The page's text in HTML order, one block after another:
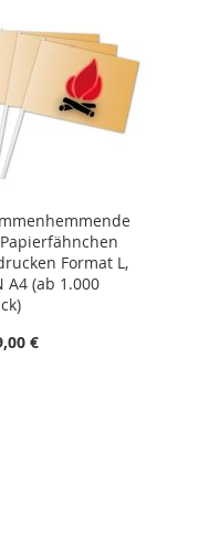
Format L,
A4 (ab 1.000
€